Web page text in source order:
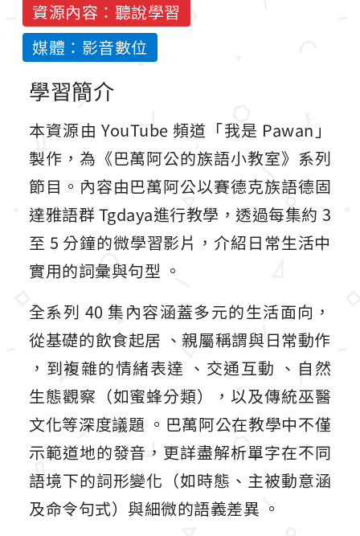
資源內容：聽說學習
媒體：影音數位
學習簡介
本資源由YouTube 頻道「我是 Pawan」
製作，為《巴萬阿公的族語小教室》系列
節目 。內容由巴萬阿公以賽德克族語德固
達雅語群 Tgdaya進行教學，透過每集約 3
至 5 分鐘的微學習影片，介紹日常生活中
實用的詞彙與句型 。
全系列 40 集內容涵蓋多元的生活面向，
從基礎的飲食起居 、親屬稱謂與日常動作
，到複雜的情緒表達 、交通互動 、自然
生態觀察（如蜜蜂分類）
，以及傳統巫醫
文化等深度議題 。巴萬阿公在教學中不僅
示範道地的發音，更詳盡解析單字在不同
語境下的詞形變化（如時態、主被動意涵
及命令句式）與細微的語義差異 。